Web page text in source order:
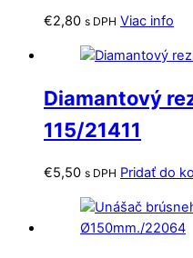
€2,80 s DPH Viac info
Diamantový
115/21411
€5,50 s DPH Pridať do